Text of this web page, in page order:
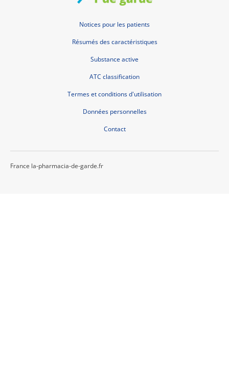
Notices pour les patients
Résumés des caractéristiques
Substance active
ATC classification
Termes et conditions d'utilisation
Données personnelles
Contact
France la-pharmacia-de-garde.fr